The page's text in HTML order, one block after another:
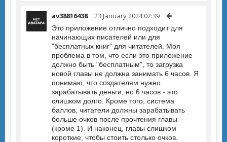
av38816438 23 January 2024 02:39
Это приложение отлично подходит для
начинающих писателей или для
"бесплатных книг" для читателей. Моя
проблема в том, что если это приложение
должно быть "бесплатным", то загрузка
новой главы не должна занимать 6 часов. Я
понимаю, что создателям нужно
зарабатывать деньги, но 6 часов - это
слишком долго. Кроме того, система
баллов, читатели должны зарабатывать
больше очков после прочтения главы
(кроме 1). И наконец, главы слишком
короткие, чтобы стоить столько очков.